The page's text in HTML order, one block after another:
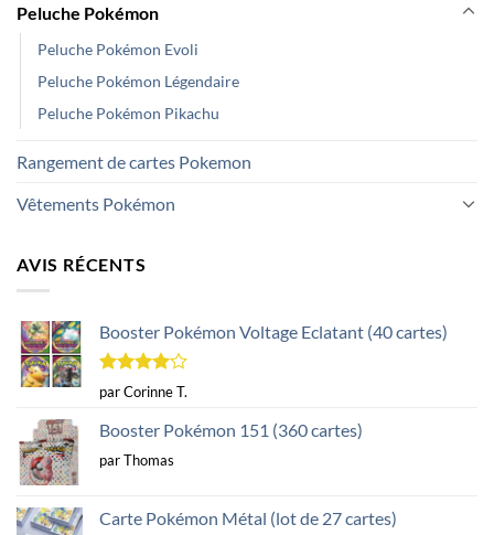
Peluche Pokémon
Peluche Pokémon Evoli
Peluche Pokémon Légendaire
Peluche Pokémon Pikachu
Rangement de cartes Pokemon
Vêtements Pokémon
AVIS RÉCENTS
Booster Pokémon Voltage Eclatant (40 cartes)
Note4
sur 5
par Corinne T.
Booster Pokémon 151 (360 cartes)
par Thomas
Carte Pokémon Métal (lot de 27 cartes)